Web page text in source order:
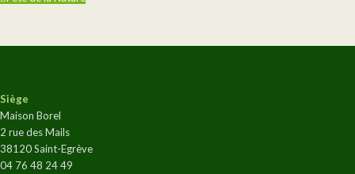
Siège
Maison Borel
2 rue des Mails
38120 Saint-Egrève
04 76 48 24 49